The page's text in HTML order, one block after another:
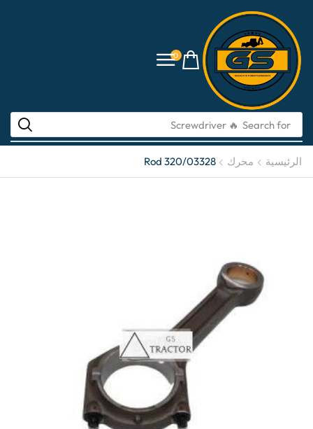
0
Search for
🔥 Screwdriver
الرئيسية محرك Rod 320/03328